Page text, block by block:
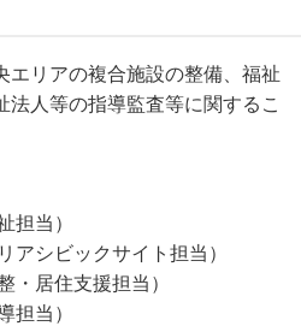
エリアの複合施設の整備、福祉
法人等の指導監査等に関するこ
担当）
アシビックサイト担当）
・居住支援担当）
担当）